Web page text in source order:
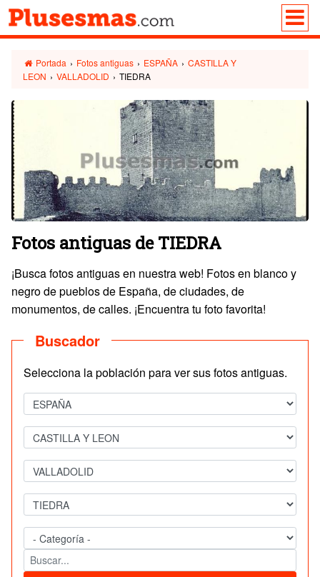
Portada › Fotos antiguas › ESPAÑA › CASTILLA Y
LEON › VALLADOLID › TIEDRA
Fotos antiguas de TIEDRA
¡Busca fotos antiguas en nuestra web! Fotos en blanco y
negro de pueblos de España, de ciudades, de
monumentos, de calles. ¡Encuentra tu foto favorita!
Buscador
Selecciona la población para ver sus fotos antiguas.